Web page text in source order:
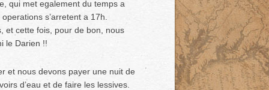
qui met egalement du temps a
s’arretent a 17h.
et cette fois, pour de bon, nous
le Darien !!
et nous devons payer une nuit de
d’eau et de faire les lessives.